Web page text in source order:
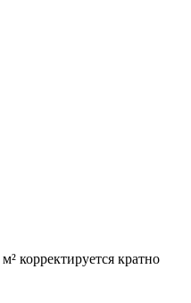
корректируется кратно